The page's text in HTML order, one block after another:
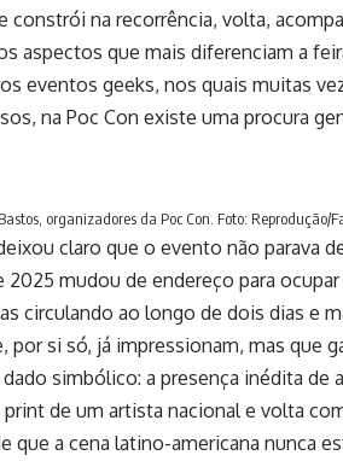
constrói na recorrência, volta,
aspectos que mais diferenciam a
eventos geeks, nos quais muitas
na Poc Con existe uma procura
organizadores da Poc Con. Foto: Reprodução/
claro que o evento não parava
2025 mudou de endereço para
circulando ao longo de dois dias e
por si só, já impressionam, mas que
simbólico: a presença inédita de
de um artista nacional e volta
que a cena latino-americana nunca